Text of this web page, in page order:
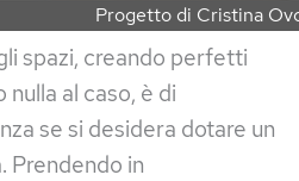
Progetto di Cristina
spazi, creando perfetti
al caso, è di
se si desidera dotare un
Prendendo in